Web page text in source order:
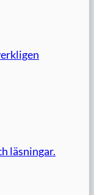
läsningar.